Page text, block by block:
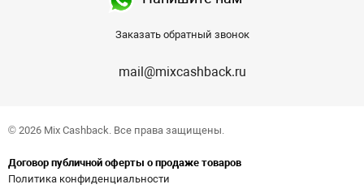
Заказать обратный звонок
mail@mixcashback.ru
© 2026 Mix Cashback. Все права защищены.
Договор публичной оферты о продаже товаров
Политика конфиденциальности